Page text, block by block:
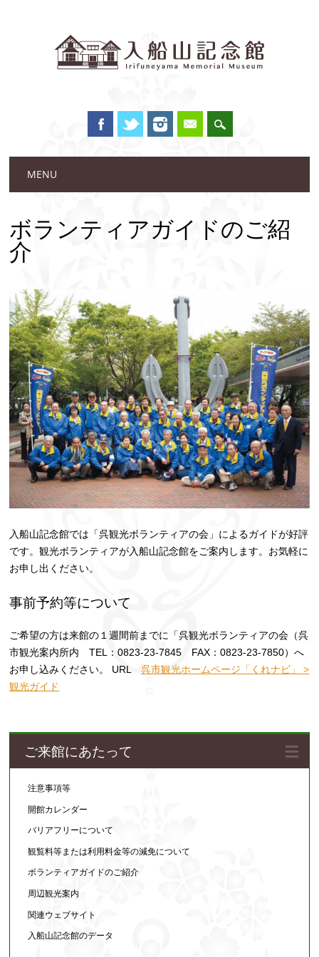
Main menu
MENU
ボランティアガイドのご紹
介
入船山記念館では「呉観光ボランティアの会」によるガイドが好評
です。観光ボランティアが入船山記念館をご案内します。お気軽に
お申し出ください。
事前予約等について
ご希望の方は来館の１週間前までに「呉観光ボランティアの会（呉
市観光案内所内 TEL：0823-23-7845 FAX：0823-23-7850）へ
お申し込みください。 URL呉市観光ホームページ「くれナビ」 >
観光ガイド
ご来館にあたって
注意事項等
開館カレンダー
バリアフリーについて
観覧料等または利用料金等の減免について
ボランティアガイドのご紹介
周辺観光案内
関連ウェブサイト
入船山記念館のデータ